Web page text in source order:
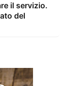
il servizio.
del